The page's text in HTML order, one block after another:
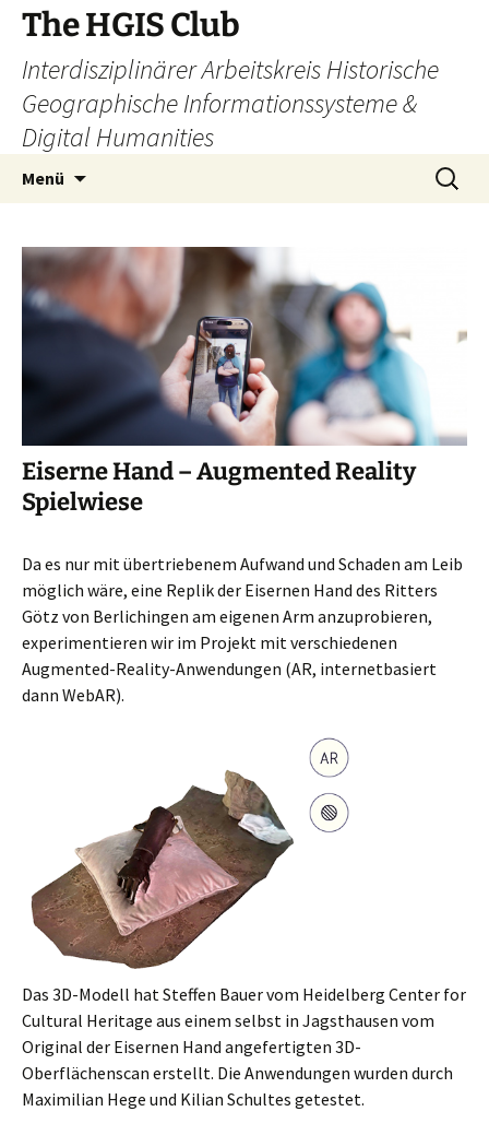
Zum
Inhalt
springen
The HGIS Club
Interdisziplinärer Arbeitskreis Historische
Geographische Informationssysteme &
Digital Humanities
Menü
Suchen
nach:
Eiserne Hand – Augmented Reality
Spielwiese
Da es nur mit übertriebenem Aufwand und Schaden am Leib
möglich wäre, eine Replik der Eisernen Hand des Ritters
Götz von Berlichingen am eigenen Arm anzuprobieren,
experimentieren wir im Projekt mit verschiedenen
Augmented-Reality-Anwendungen (AR, internetbasiert
dann WebAR).
Das 3D-Modell hat Steffen Bauer vom Heidelberg Center for
Cultural Heritage aus einem selbst in Jagsthausen vom
Original der Eisernen Hand angefertigten 3D-
Oberflächenscan erstellt. Die Anwendungen wurden durch
Maximilian Hege und Kilian Schultes getestet.